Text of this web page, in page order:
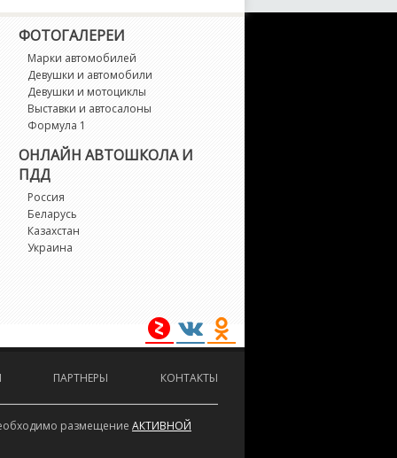
ФОТОГАЛЕРЕИ
Марки автомобилей
Девушки и автомобили
Девушки и мотоциклы
Выставки и автосалоны
Формула 1
ОНЛАЙН АВТОШКОЛА И
ПДД
Россия
Беларусь
Казахстан
Украина
ПАРТНЕРЫ КОНТАКТЫ
размещение АКТИВНОЙ